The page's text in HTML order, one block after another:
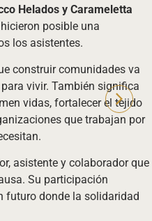
Helados y Carameletta
posible una
los asistentes.
construir comunidades va
vivir. También significa
vidas, fortalecer el tejido
que trabajan por
asistente y colaborador que
Su participación
futuro donde la solidaridad